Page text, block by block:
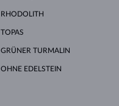
RHODOLITH
TOPAS
GRÜNER TURMALIN
OHNE EDELSTEIN